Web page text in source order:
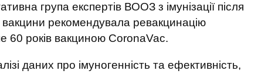
група експертів ВООЗ з імунізації після
рекомендувала ревакцинацію
60 років вакциною CoronaVac.
даних про імуногенність та ефективність,